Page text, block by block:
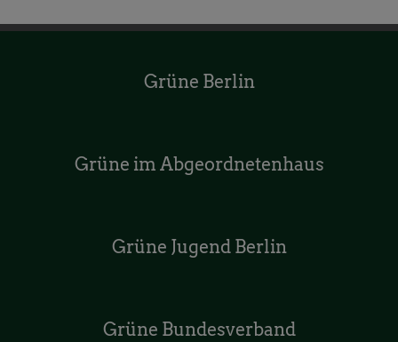
Grüne Berlin
Grüne im Abgeordnetenhaus
Grüne Jugend Berlin
Grüne Bundesverband